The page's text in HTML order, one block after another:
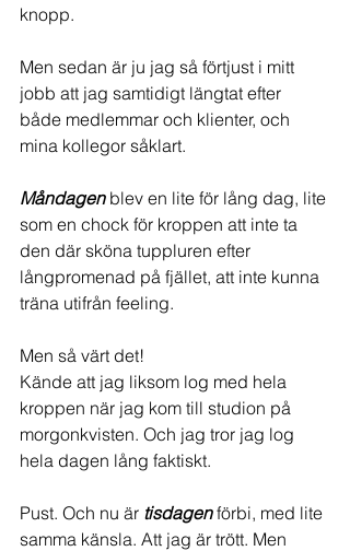
knopp.
Men sedan är ju jag så förtjust i mitt
jobb att jag samtidigt längtat efter
både medlemmar och klienter, och
mina kollegor såklart.
Måndagen blev en lite för lång dag, lite
som en chock för kroppen att inte ta
den där sköna tuppluren efter
långpromenad på fjället, att inte kunna
träna utifrån feeling.
Men så värt det!
Kände att jag liksom log med hela
kroppen när jag kom till studion på
morgonkvisten. Och jag tror jag log
hela dagen lång faktiskt.
Pust. Och nu är tisdagen förbi, med lite
samma känsla. Att jag är trött. Men